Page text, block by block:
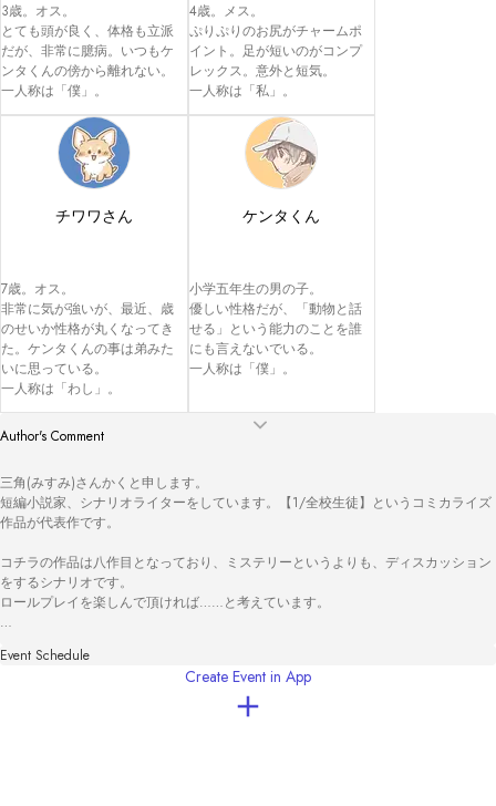
3歳。オス。
とても頭が良く、体格も立派
だが、非常に臆病。いつもケ
ンタくんの傍から離れない。
一人称は「僕」。
4歳。メス。
ぷりぷりのお尻がチャームポ
イント。足が短いのがコンプ
レックス。意外と短気。
一人称は「私」。
チワワさん
7歳。オス。
非常に気が強いが、最近、歳
のせいか性格が丸くなってき
た。ケンタくんの事は弟みた
いに思っている。
一人称は「わし」。
ケンタくん
小学五年生の男の子。
優しい性格だが、「動物と話
せる」という能力のことを誰
にも言えないでいる。
一人称は「僕」。
Author's Comment
三角(みすみ)さんかくと申します。
短編小説家、シナリオライターをしています。【1/全校生徒】というコミカライズ
作品が代表作です。
コチラの作品は八作目となっており、ミステリーというよりも、ディスカッション
をするシナリオです。
ロールプレイを楽しんで頂ければ……と考えています。
猫茶が沸いた（ねこちゃがわいた）と申します。
トリックやアイデア出しなど少しだけ協力させて頂きました。
相変わらず三角さんの癒される世界観が素敵な作品となっております。ぜひ楽しん
Event Schedule
Create Event in App